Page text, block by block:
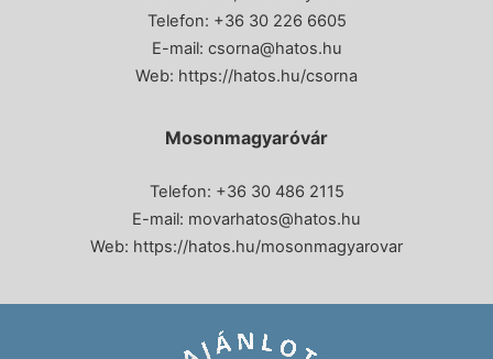
Telefon: +36 30 226 6605
E-mail: csorna@hatos.hu
Web: https://hatos.hu/csorna
Mosonmagyaróvár
Telefon: +36 30 486 2115
E-mail: movarhatos@hatos.hu
Web: https://hatos.hu/mosonmagyarovar